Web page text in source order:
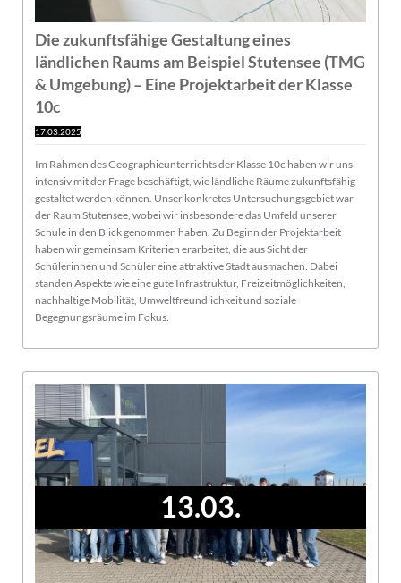
Die zukunftsfähige Gestaltung eines
ländlichen Raums am Beispiel Stutensee (TMG
& Umgebung) – Eine Projektarbeit der Klasse
10c
17.03.2025
Im Rahmen des Geographieunterrichts der Klasse 10c haben wir uns
intensiv mit der Frage beschäftigt, wie ländliche Räume zukunftsfähig
gestaltet werden können. Unser konkretes Untersuchungsgebiet war
der Raum Stutensee, wobei wir insbesondere das Umfeld unserer
Schule in den Blick genommen haben. Zu Beginn der Projektarbeit
haben wir gemeinsam Kriterien erarbeitet, die aus Sicht der
Schülerinnen und Schüler eine attraktive Stadt ausmachen. Dabei
standen Aspekte wie eine gute Infrastruktur, Freizeitmöglichkeiten,
nachhaltige Mobilität, Umweltfreundlichkeit und soziale
Begegnungsräume im Fokus.
13.03.